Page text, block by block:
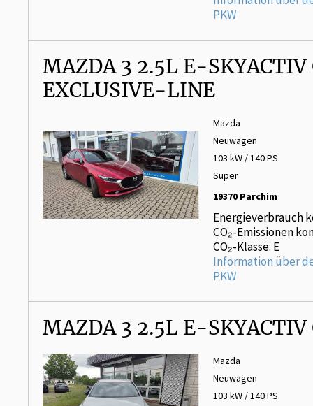
PKW
MAZDA 3 2.5L E-SKYACTIV
EXCLUSIVE-LINE
Mazda
Neuwagen
103 kW / 140 PS
Super
19370 Parchim
Energieverbrauch
CO₂-Emissionen
CO₂-Klasse: E
Information über
PKW
MAZDA 3 2.5L E-
Mazda
Neuwagen
103 kW / 140 PS